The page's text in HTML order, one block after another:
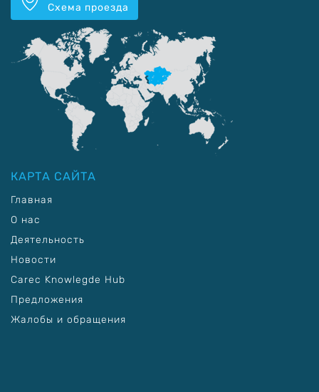
Схема проезда
КАРТА САЙТА
Главная
О нас
Деятельность
Новости
Carec Knowlegde Hub
Предложения
Жалобы и обращения